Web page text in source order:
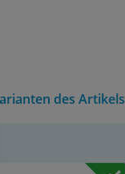
des Artikels